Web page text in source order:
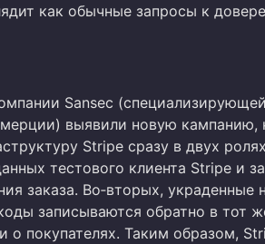
как обычные запросы к
Sansec
выявили новую кампанию,
Stripe сразу в двух
тестового клиента Stripe и
заказа. Во‑вторых, украденные
записываются обратно в тот
о покупателях. Таким образом,